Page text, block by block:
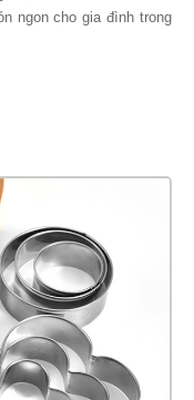
ngon cho gia đình trong